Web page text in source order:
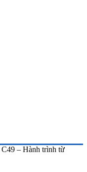
– Hành trình từ